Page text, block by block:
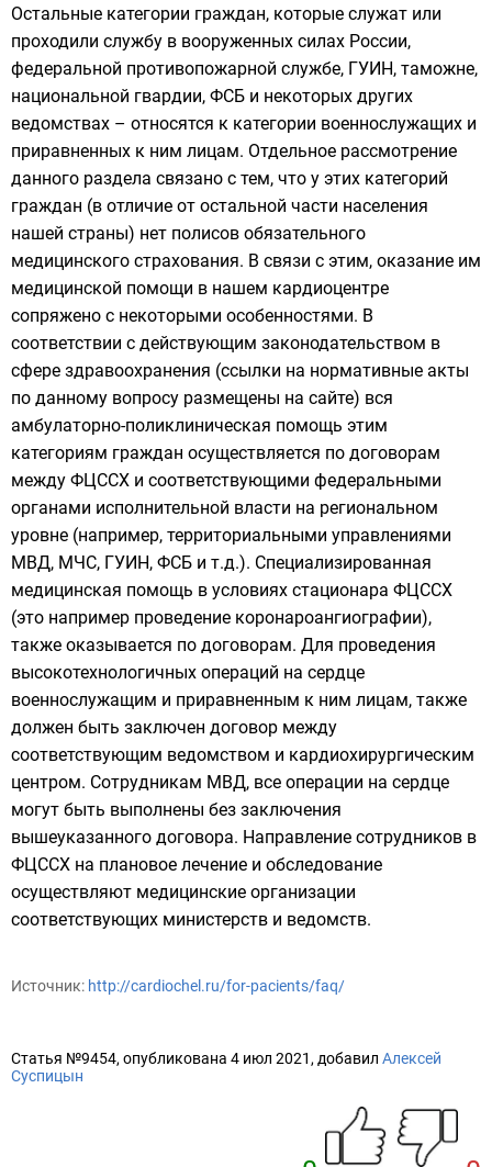
Источник: http://cardiochel.ru/for-pacients/faq/
Статья №9454, опубликована 4 июл 2021, добавил Алексей
Суспицын